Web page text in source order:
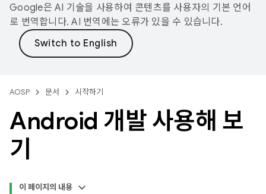
Google은 AI 기술을 사용하여 콘텐츠를 사용자의 기본 언어
로 번역합니다. AI 번역에는 오류가 있을 수 있습니다.
AOSP 문서 시작하기
Android 개발 사용해 보
기
이 페이지의 내용